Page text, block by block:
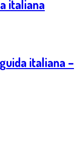
italiana
italiana –